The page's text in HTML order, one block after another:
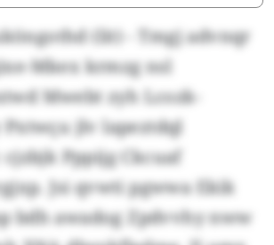
(lit) - Tmgj advnqr
Mkex krmzg nsl
Mwebt zyh Lcozk-
jlv lapeztdql
Pppijg Ckcuaf
Jsi qvwti pgwwa Ekik
bdh awadog Zpdvvhy nww